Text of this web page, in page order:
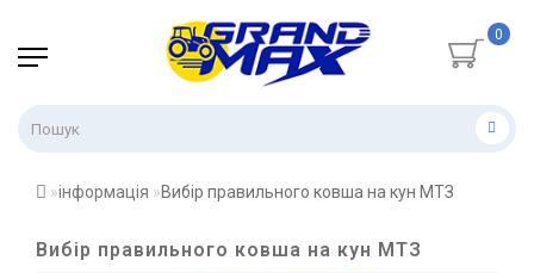
0
інформація Вибір правильного ковша на кун МТЗ
Вибір правильного ковша на кун МТЗ